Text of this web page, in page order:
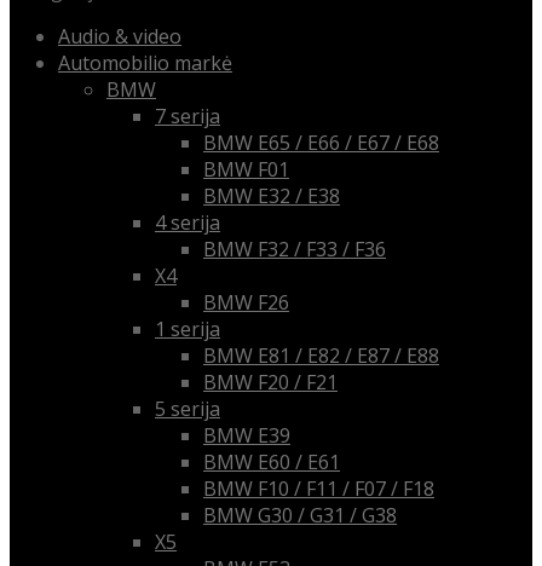
Audio & video
Automobilio markė
BMW
7 serija
BMW E65 / E66 / E67 / E68
BMW F01
BMW E32 / E38
4 serija
BMW F32 / F33 / F36
X4
BMW F26
1 serija
BMW E81 / E82 / E87 / E88
BMW F20 / F21
5 serija
BMW E39
BMW E60 / E61
BMW F10 / F11 / F07 / F18
BMW G30 / G31 / G38
X5